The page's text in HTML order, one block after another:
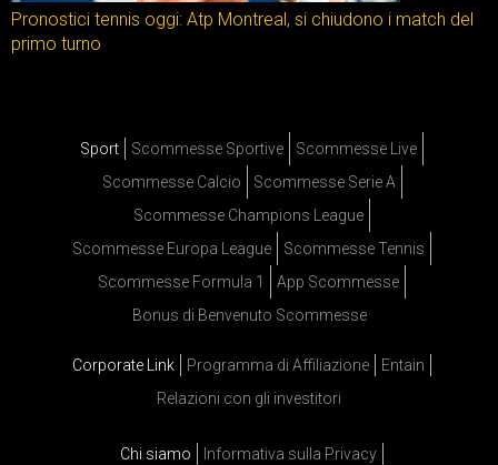
Pronostici tennis oggi: Atp Montreal, si chiudono i match del
primo turno
Sport Scommesse Sportive
Scommesse Live
Scommesse Calcio
Scommesse Serie A
Scommesse Champions League
Scommesse Europa League
Scommesse Tennis
Scommesse Formula 1
App Scommesse
Bonus di Benvenuto Scommesse
Corporate Link Programma di Affiliazione
Entain
Relazioni con gli investitori
Chi siamo
Informativa sulla Privacy